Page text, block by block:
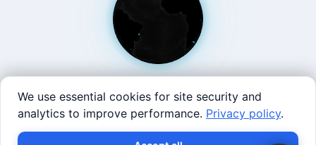
West Coast: 90 Welsh St, San Francisco, CA 94107 · East
We use essential cookies for site security and
analytics to improve performance. Privacy policy.